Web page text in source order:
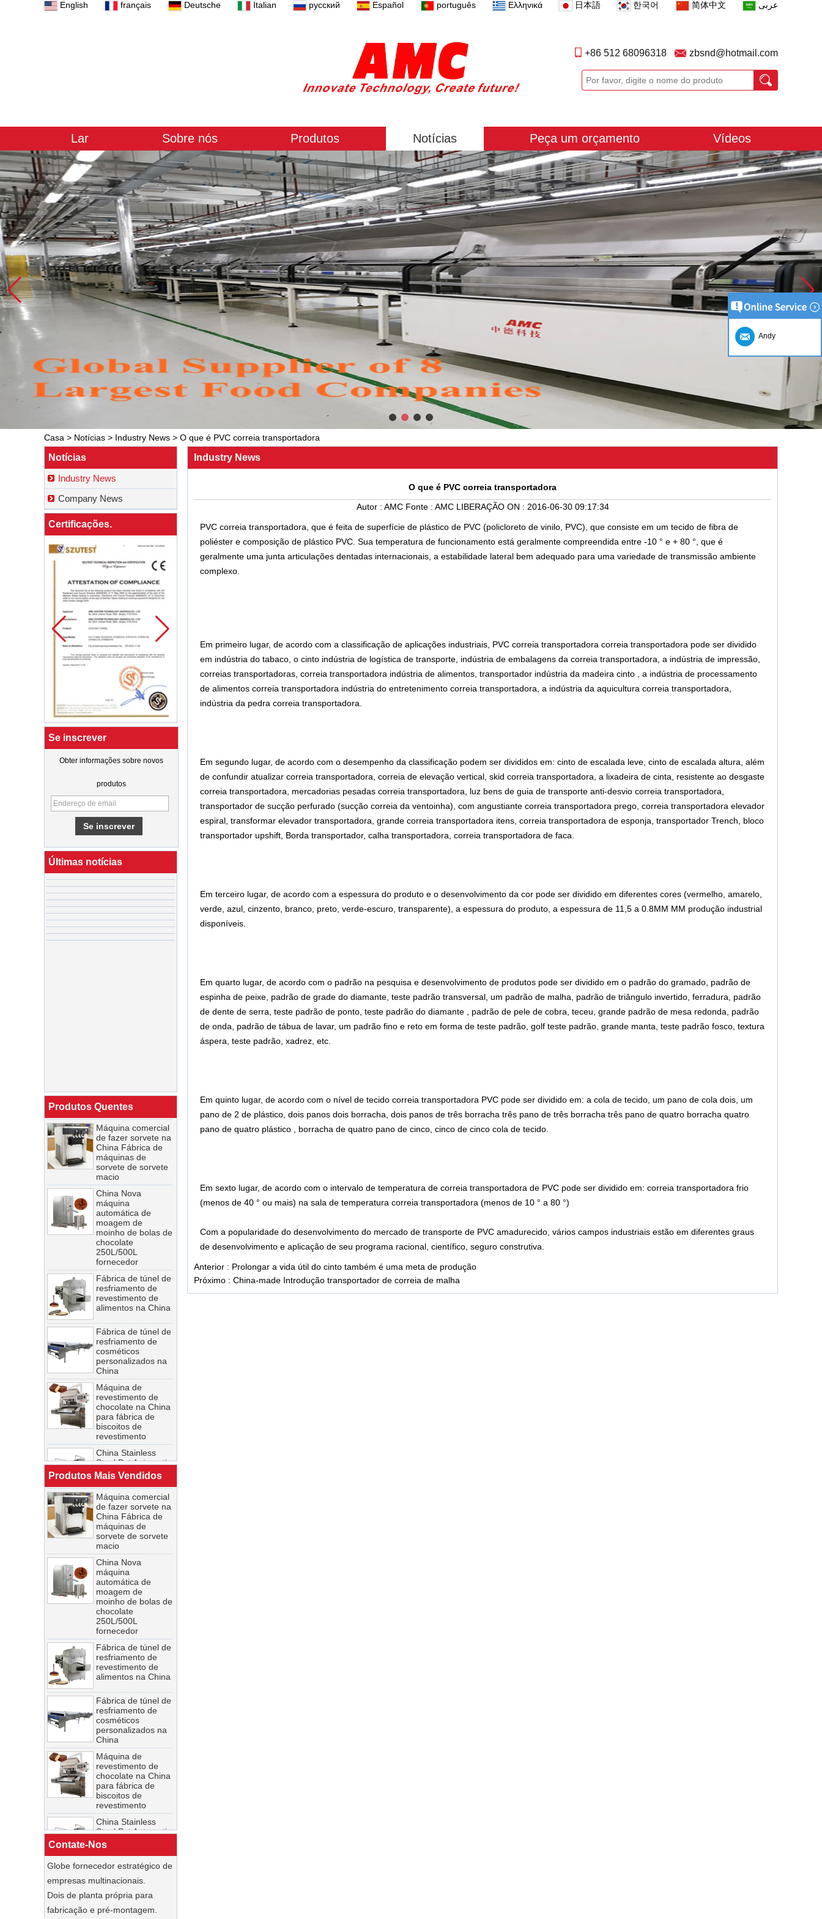
English français Deutsche Italian русский Español português Ελληνικά 日本語 한국어 简体中文 عربى
+86 512 68096318 zbsnd@hotmail.com
Lar Sobre nós Produtos Notícias Peça um orçamento Vídeos
Casa > Notícias > Industry News > O que é PVC correia transportadora
Notícias
Industry News
Company News
Certificações.
Se inscrever
Obter informações sobre novos
produtos
Últimas notícias
Produtos Quentes
chocolate doce na
China
Máquina comercial
de fazer sorvete na
China Fábrica de
máquinas de
sorvete de sorvete
macio
China Nova
máquina
automática de
moagem de
moinho de bolas de
chocolate
250L/500L
fornecedor
Fábrica de túnel de
resfriamento de
revestimento de
alimentos na China
Fábrica de túnel de
resfriamento de
cosméticos
personalizados na
China
Máquina de
revestimento de
chocolate na China
para fábrica de
biscoitos de
revestimento
China Stainless
Steel Pot Automatic
Chocolate Polishing
Machine - COPY -
jgnc6d
A China
personalizou o
mais novo túnel
automático de
congelamento e
resfriamento de
grande capacidade
Linha de produção
de chocolate para
revestimento de
biscoitos de nozes
e barra de
chocolate doce na
China
Máquina comercial
de fazer sorvete na
China Fábrica de
máquinas de
macio
China Nova
máquina
automática de
moagem de
moinho de bolas de
chocolate
250L/500L
fornecedor
Fábrica de túnel de
resfriamento de
revestimento de
alimentos na China
resfriamento de
personalizados na
China
Máquina de
Produtos Mais Vendidos
Linha de produção
de chocolate para
revestimento de
biscoitos de nozes
e barra de
chocolate doce na
China
Máquina comercial
de fazer sorvete na
China Fábrica de
máquinas de
sorvete de sorvete
macio
China Nova
máquina
automática de
moagem de
moinho de bolas de
chocolate
250L/500L
fornecedor
Fábrica de túnel de
resfriamento de
revestimento de
alimentos na China
Fábrica de túnel de
resfriamento de
cosméticos
personalizados na
China
Máquina de
revestimento de
chocolate na China
para fábrica de
biscoitos de
revestimento
China Stainless
Steel Pot Automatic
Chocolate Polishing
Machine - COPY -
jgnc6d
A China
personalizou o
automático de
congelamento e
resfriamento de
Contate-Nos
Globe fornecedor estratégico de
empresas multinacionais.
Dois de planta própria para
fabricação e pré-montagem.
Industry News
O que é PVC correia transportadora
Autor : AMC Fonte : AMC LIBERAÇÃO ON : 2016-06-30 09:17:34
PVC correia transportadora, que é feita de superfície de plástico de PVC (policloreto de vinilo, PVC), que consiste em um tecido de fibra de
poliéster e composição de plástico PVC. Sua temperatura de funcionamento está geralmente compreendida entre -10 ° e + 80 °, que é
geralmente uma junta articulações dentadas internacionais, a estabilidade lateral bem adequado para uma variedade de transmissão ambiente
complexo.
Em primeiro lugar, de acordo com a classificação de aplicações industriais, PVC correia transportadora correia transportadora pode ser dividido
em indústria do tabaco, o cinto indústria de logística de transporte, indústria de embalagens da correia transportadora, a indústria de impressão,
correias transportadoras, correia transportadora indústria de alimentos, transportador indústria da madeira cinto , a indústria de processamento
de alimentos correia transportadora indústria do entretenimento correia transportadora, a indústria da aquicultura correia transportadora,
indústria da pedra correia transportadora.
Em segundo lugar, de acordo com o desempenho da classificação podem ser divididos em: cinto de escalada leve, cinto de escalada altura, além
de confundir atualizar correia transportadora, correia de elevação vertical, skid correia transportadora, a lixadeira de cinta, resistente ao desgaste
correia transportadora, mercadorias pesadas correia transportadora, luz bens de guia de transporte anti-desvio correia transportadora,
transportador de sucção perfurado (sucção correia da ventoinha), com angustiante correia transportadora prego, correia transportadora elevador
espiral, transformar elevador transportadora, grande correia transportadora itens, correia transportadora de esponja, transportador Trench, bloco
transportador upshift, Borda transportador, calha transportadora, correia transportadora de faca.
Em terceiro lugar, de acordo com a espessura do produto e o desenvolvimento da cor pode ser dividido em diferentes cores (vermelho, amarelo,
verde, azul, cinzento, branco, preto, verde-escuro, transparente), a espessura do produto, a espessura de 11,5 a 0.8MM MM produção industrial
disponíveis.
Em quarto lugar, de acordo com o padrão na pesquisa e desenvolvimento de produtos pode ser dividido em o padrão do gramado, padrão de
espinha de peixe, padrão de grade do diamante, teste padrão transversal, um padrão de malha, padrão de triângulo invertido, ferradura, padrão
de dente de serra, teste padrão de ponto, teste padrão do diamante , padrão de pele de cobra, teceu, grande padrão de mesa redonda, padrão
de onda, padrão de tábua de lavar, um padrão fino e reto em forma de teste padrão, golf teste padrão, grande manta, teste padrão fosco, textura
áspera, teste padrão, xadrez, etc.
Em quinto lugar, de acordo com o nível de tecido correia transportadora PVC pode ser dividido em: a cola de tecido, um pano de cola dois, um
pano de 2 de plástico, dois panos dois borracha, dois panos de três borracha três pano de três borracha três pano de quatro borracha quatro
pano de quatro plástico , borracha de quatro pano de cinco, cinco de cinco cola de tecido.
Em sexto lugar, de acordo com o intervalo de temperatura de correia transportadora de PVC pode ser dividido em: correia transportadora frio
(menos de 40 ° ou mais) na sala de temperatura correia transportadora (menos de 10 ° a 80 °)
Com a popularidade do desenvolvimento do mercado de transporte de PVC amadurecido, vários campos industriais estão em diferentes graus
de desenvolvimento e aplicação de seu programa racional, científico, seguro construtiva.
Anterior : Prolongar a vida útil do cinto também é uma meta de produção
Próximo : China-made Introdução transportador de correia de malha
Andy